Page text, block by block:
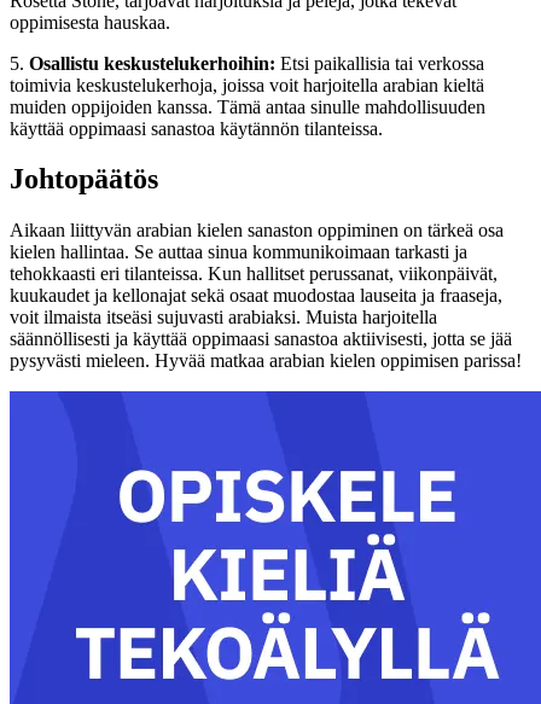
oppimisesta hauskaa.
5. Osallistu keskustelukerhoihin: Etsi paikallisia tai verkossa
toimivia keskustelukerhoja, joissa voit harjoitella arabian kieltä
muiden oppijoiden kanssa. Tämä antaa sinulle mahdollisuuden
käyttää oppimaasi sanastoa käytännön tilanteissa.
Johtopäätös
Aikaan liittyvän arabian kielen sanaston oppiminen on tärkeä osa
kielen hallintaa. Se auttaa sinua kommunikoimaan tarkasti ja
tehokkaasti eri tilanteissa. Kun hallitset perussanat, viikonpäivät,
kuukaudet ja kellonajat sekä osaat muodostaa lauseita ja fraaseja,
voit ilmaista itseäsi sujuvasti arabiaksi. Muista harjoitella
säännöllisesti ja käyttää oppimaasi sanastoa aktiivisesti, jotta se jää
pysyvästi mieleen. Hyvää matkaa arabian kielen oppimisen parissa!